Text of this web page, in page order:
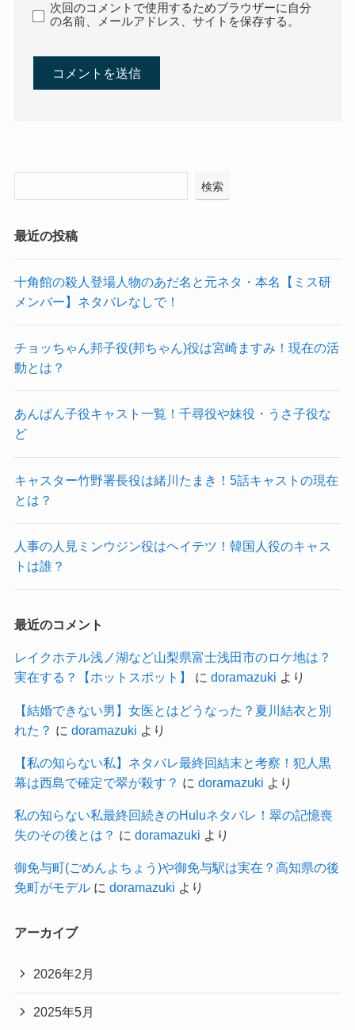
次回のコメントで使用するためブラウザーに自分
の名前、メールアドレス、サイトを保存する。
検索
最近の投稿
十角館の殺人登場人物のあだ名と元ネタ・本名【ミス研
メンバー】ネタバレなしで！
チョッちゃん邦子役(邦ちゃん)役は宮崎ますみ！現在の活
動とは？
あんぱん子役キャスト一覧！千尋役や妹役・うさ子役な
ど
キャスター竹野署長役は緒川たまき！5話キャストの現在
とは？
人事の人見ミンウジン役はヘイテツ！韓国人役のキャス
トは誰？
最近のコメント
レイクホテル浅ノ湖など山梨県富士浅田市のロケ地は？
実在する？【ホットスポット】
に doramazuki より
【結婚できない男】女医とはどうなった？夏川結衣と別
れた？ に doramazuki より
【私の知らない私】ネタバレ最終回結末と考察！犯人黒
幕は西島で確定で翠が殺す？ に doramazuki より
私の知らない私最終回続きのHuluネタバレ！翠の記憶喪
失のその後とは？ に doramazuki より
御免与町(ごめんよちょう)や御免与駅は実在？高知県の後
免町がモデルに doramazuki より
アーカイブ
2026年2月
2025年5月